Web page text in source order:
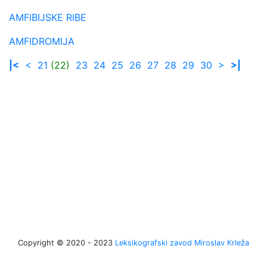
AMFIBIJSKE RIBE
AMFIDROMIJA
|< < 21 (22) 23 24 25 26 27 28 29 30 > >|
Copyright © 2020 - 2023 Leksikografski zavod Miroslav Krleža